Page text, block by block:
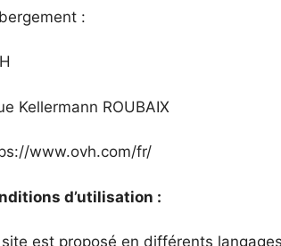
:
Kellermann ROUBAIX
www.ovh.com/fr/
d’utilisation :
site est proposé en différents